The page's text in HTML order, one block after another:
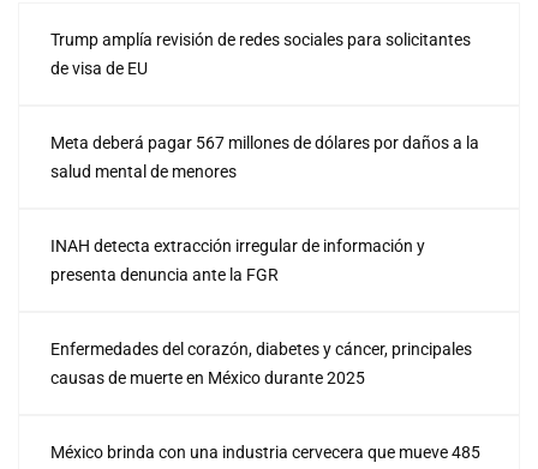
Trump amplía revisión de redes sociales para solicitantes
de visa de EU
Meta deberá pagar 567 millones de dólares por daños a la
salud mental de menores
INAH detecta extracción irregular de información y
presenta denuncia ante la FGR
Enfermedades del corazón, diabetes y cáncer, principales
causas de muerte en México durante 2025
México brinda con una industria cervecera que mueve 485